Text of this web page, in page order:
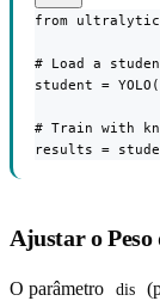
from ultralytics
# Load a
student =
# Train with
results =
Ajustar o Peso
O parâmetro dis